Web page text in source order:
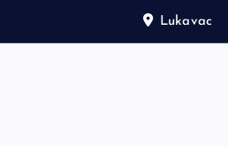
Lukavac